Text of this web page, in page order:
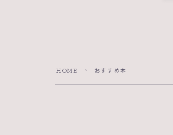
HOME ＞ おすすめ本